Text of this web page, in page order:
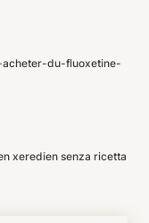
du-fluoxetine-
xeredien senza ricetta